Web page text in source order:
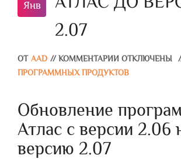
Янв
2.07
ОТ AAD // КОММЕНТАРИИ ОТКЛЮЧЕНЫ
ПРОГРАММНЫХ ПРОДУКТОВ
Обновление
Атлас с версии 2.06
версию 2.07